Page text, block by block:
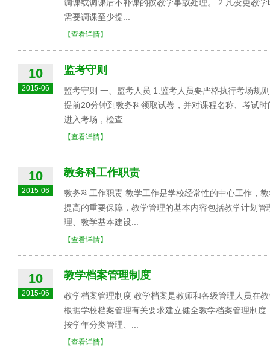
调课或调课后不补课的按教学事故处理。 2.凡变更教
需要调课至少提...
【查看详情】
10
2015-06
监考守则
监考守则 一、监考人员 1.监考人员要严格执行考场规
提前20分钟到教务科领取试卷，并对课程名称、考试
进入考场，检查...
【查看详情】
10
2015-06
教务科工作职责
教务科工作职责 教学工作是学校经常性的中心工作，
提高的重要保障，教学管理的基本内容包括教学计划
理、教学基本建设...
【查看详情】
10
2015-06
教学档案管理制度
教学档案管理制度 教学档案是教师和各级管理人员在
根据学校档案管理有关要求建立健全教学档案管理制
按学年分类管理、...
【查看详情】